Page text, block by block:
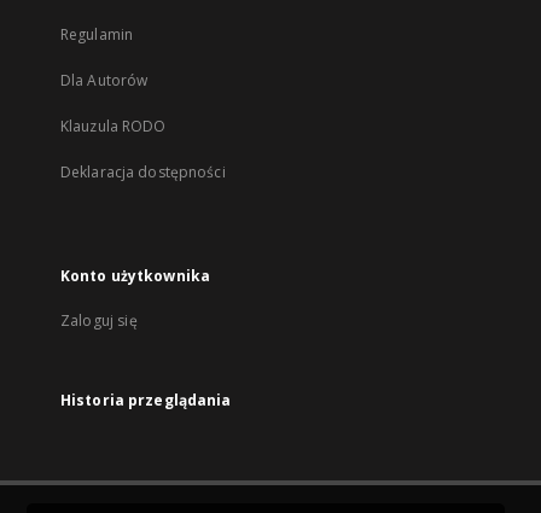
Regulamin
Dla Autorów
Klauzula RODO
Deklaracja dostępności
Konto użytkownika
Zaloguj się
Historia przeglądania